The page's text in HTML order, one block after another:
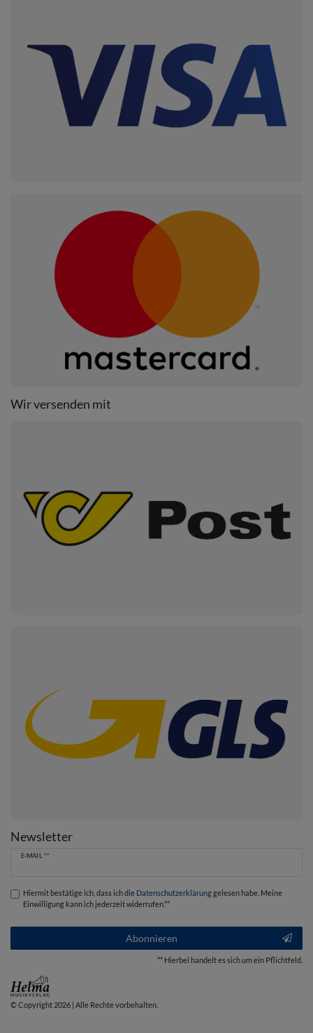
Wir versenden mit
Newsletter
E-MAIL **
Newsletter
Hiermit bestätige ich, dass ich die Daten­schutz­erklärunggelesen habe. Meine
Einwilligung kann ich jederzeit widerrufen.**
Abonnieren
** Hierbei handelt es sich um ein Pflichtfeld.
© Copyright 2026 | Alle Rechte vorbehalten.